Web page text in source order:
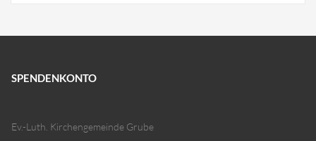
SPENDENKONTO
Ev.-Luth. Kirchengemeinde Grube